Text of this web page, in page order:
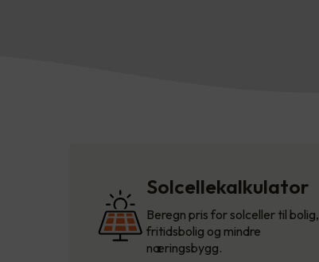
Solcellekalkulator
Beregn pris for solceller til bolig,
fritidsbolig og mindre
næringsbygg.